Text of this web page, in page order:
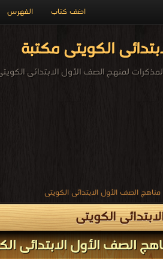
الفهرس اضف كتاب
الكويتى مكتبة
لمنهج الصف الأول الابتدائى
الصف الأول الابتدائى الكويتى
الكويتى
الصف الأول الابتدائى